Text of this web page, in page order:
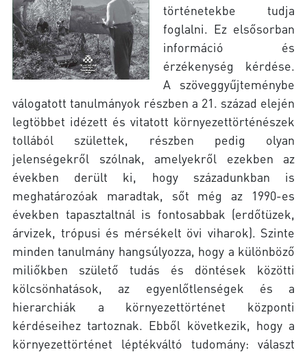
történetekbe tudja
foglalni. Ez elsősorban
információ és
érzékenység kérdése.
A szöveggyűjteménybe
válogatott tanulmányok részben a 21. század elején
legtöbbet idézett és vitatott környezettörténészek
tollából születtek, részben pedig olyan
jelenségekről szólnak, amelyekről ezekben az
években derült ki, hogy századunkban is
meghatározóak maradtak, sőt még az 1990-es
években tapasztaltnál is fontosabbak (erdőtüzek,
árvizek, trópusi és mérsékelt övi viharok). Szinte
minden tanulmány hangsúlyozza, hogy a különböző
miliőkben születő tudás és döntések közötti
kölcsönhatások, az egyenlőtlenségek és a
hierarchiák a környezettörténet központi
kérdéseihez tartoznak. Ebből következik, hogy a
környezettörténet léptékváltó tudomány: választ